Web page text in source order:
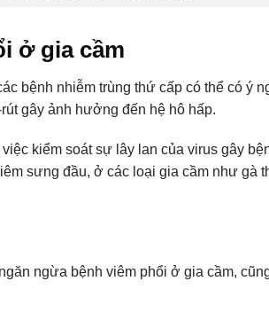
ở gia cầm
bệnh nhiễm trùng thứ cấp có thể có ý
gây ảnh hưởng đến hệ hô hấp.
kiểm soát sự lây lan của virus gây
sưng đầu, ở các loại gia cầm như gà
ngừa bệnh viêm phổi ở gia cầm,